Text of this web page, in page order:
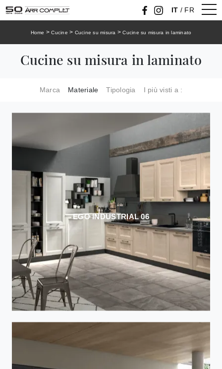
IT / FR
Home >Cucine > Cucine su misura >Cucine su misura in laminato
Cucine su misura in laminato
Marca Materiale Tipologia I più visti a :
EGO INDUSTRIAL 06